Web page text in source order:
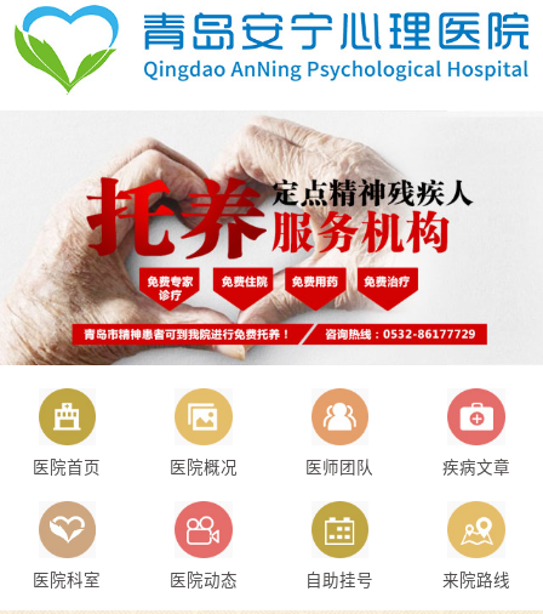
医院首页 医院概况 医师团队 疾病文章
医院科室 医院动态 自助挂号 来院路线